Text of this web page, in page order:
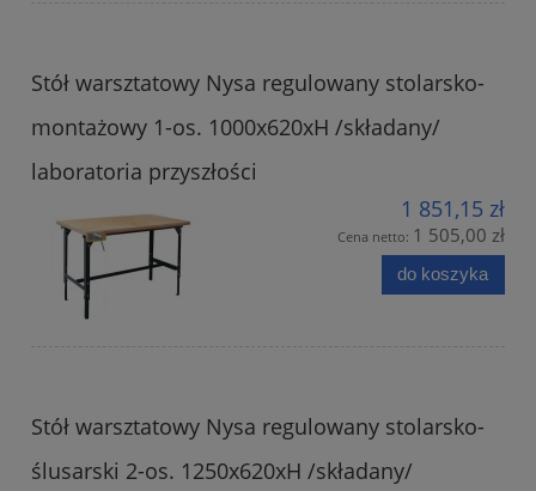
Stół warsztatowy Nysa regulowany stolarsko-
montażowy 1-os. 1000x620xH /składany/
laboratoria przyszłości
1 851,15 zł
Cena netto: 1 505,00 zł
do koszyka
Stół warsztatowy Nysa regulowany stolarsko-
ślusarski 2-os. 1250x620xH /składany/